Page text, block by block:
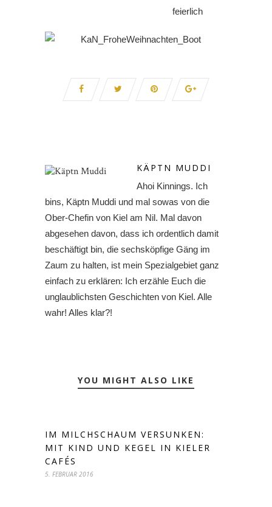
feierlich
KÄPTN MUDDI
Ahoi Kinnings. Ich
bins, Käptn Muddi und mal sowas von die
Ober-Chefin von Kiel am Nil. Mal davon
abgesehen davon, dass ich ordentlich damit
beschäftigt bin, die sechsköpfige Gäng im
Zaum zu halten, ist mein Spezialgebiet ganz
einfach zu erklären: Ich erzähle Euch die
unglaublichsten Geschichten von Kiel. Alle
wahr! Alles klar?!
YOU MIGHT ALSO LIKE
IM MILCHSCHAUM VERSUNKEN:
MIT KIND UND KEGEL IN KIELER
CAFÉS
5. FEBRUAR 2016